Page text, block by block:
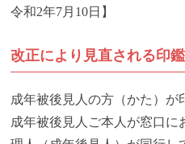
令和2年7月10日】
改正により見直される印
成年被後見人の方（かた）が
成年被後見人ご本人が窓口